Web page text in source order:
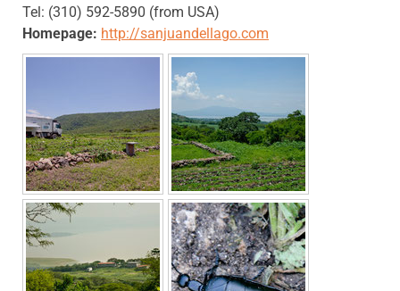
Tel: (310) 592-5890 (from USA)
Homepage: http://sanjuandellago.com